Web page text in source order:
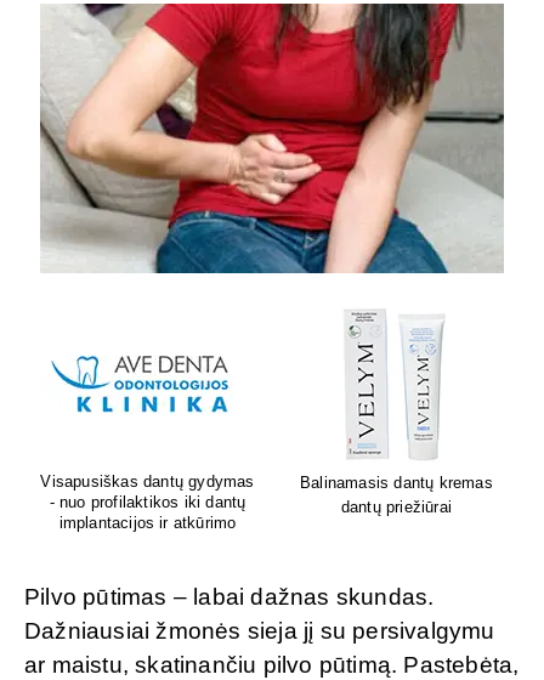
Sėdėk geriau. Jauskis geriau
Lion's mane grybų papildai
smegenų veiklai
Pilvo pūtimas – labai dažnas skundas.
Dažniausiai žmonės sieja jį su persivalgymu
ar maistu, skatinančiu pilvo pūtimą. Pastebėta,